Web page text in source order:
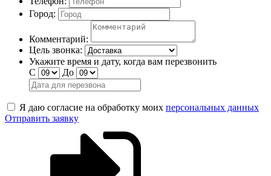
Город:
Комментарий:
Цель звонка:
Укажите время и дату, когда вам перезвонить
С
До
Я даю согласие на обработку моих персональных данных
Отправить заявку